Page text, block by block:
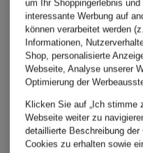
um Ihr Shoppingerlebnis
interessante Werbung auf
können verarbeitet werden
Informationen,
Shop, personalisierte
Webseite, Analyse unserer
Optimierung der
Klicken Sie auf „Ich stimme
Webseite weiter zu
detaillierte Beschreibung
Cookies zu erhalten sowie